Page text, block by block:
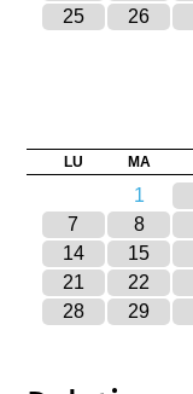
25
26
LU MA
1
7
8
14
15
21
22
28
29